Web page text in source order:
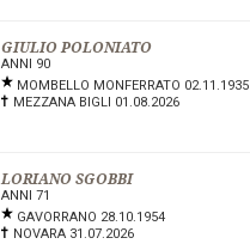
GIULIO POLONIATO
ANNI 90
MOMBELLO MONFERRATO 02.11.1935
MEZZANA BIGLI 01.08.2026
LORIANO SGOBBI
ANNI 71
GAVORRANO 28.10.1954
NOVARA 31.07.2026